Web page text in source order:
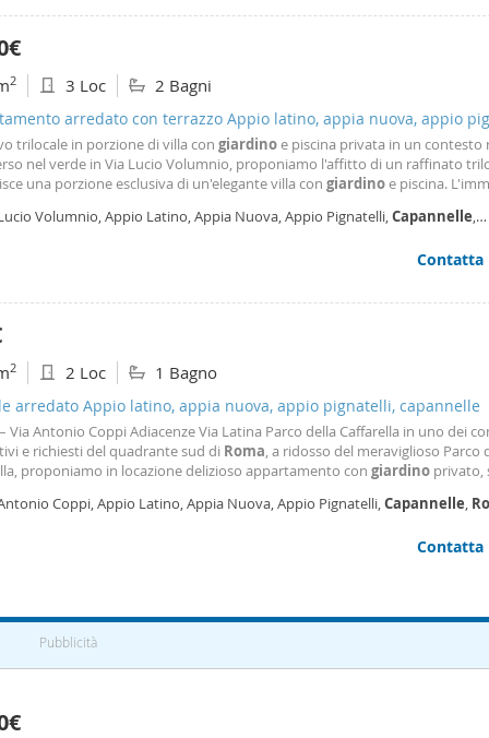
di analisi dei dati web, pubblicità e social media, i quali
che ha fornito loro o che hanno raccolto dal suo utilizzo
2 3 Loc 2 Bagni
arredato con terrazzo Appio latino, appia nuova, appio
trilocale in porzione di villa con giardinoe piscina privata in un contesto
nel verde in Via Lucio Volumnio, proponiamo l'affitto di un raffinato
una porzione esclusiva di un'elegante villa con giardinoe piscina.
pensati
Volumnio, Appio Latino, Appia Nuova, Appio Pignatelli,Capannelle,
Contatta
2 2 Loc 1 Bagno
arredato Appio latino, appia nuova, appio pignatelli, capannelle
– Via Antonio Coppi Adiacenze Via Latina Parco della Caffarella in uno dei
e richiesti del quadrante sud di Roma, a ridosso del meraviglioso Parco
proponiamo in locazione delizioso appartamento con giardino privato,
tra natura e città
Coppi, Appio Latino, Appia Nuova, Appio Pignatelli,Capannelle,
Contatta
Pubblicità